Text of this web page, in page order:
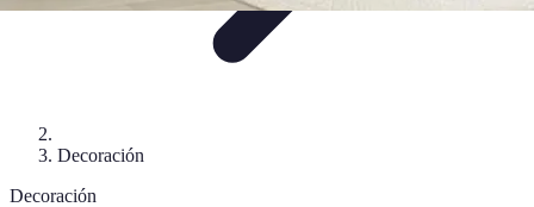
Decoración
Decoración